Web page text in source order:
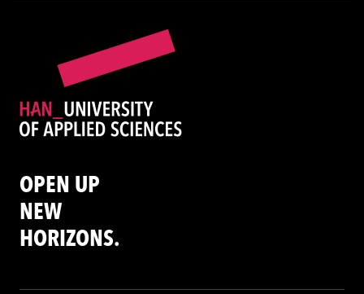
OPEN UP
NEW
HORIZONS.